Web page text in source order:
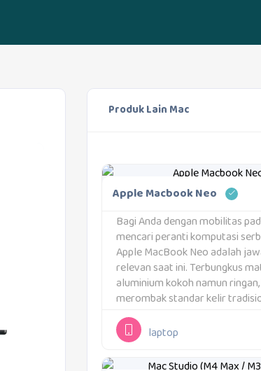
Produk Lain Mac
Apple Macbook Neo
Bagi Anda dengan mobilitas
mencari peranti komputasi
Apple MacBook Neo adalah
relevan saat ini. Terbungkus
aluminium kokoh namun
merombak standar kelir
melalui suguhan warna Indigo,
Blush, dan Silver yang atraktif.
visualnya makin kental berkat
keyboard yang memiliki
laptop